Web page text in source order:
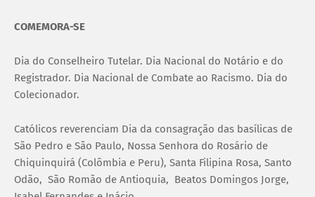
COMEMORA-SE
Dia do Conselheiro Tutelar. Dia Nacional do Notário e do
Registrador. Dia Nacional de Combate ao Racismo. Dia do
Colecionador.
Católicos reverenciam Dia da consagração das basílicas de
São Pedro e São Paulo, Nossa Senhora do Rosário de
Chiquinquirá (Colômbia e Peru), Santa Filipina Rosa, Santo
Odão, São Romão de Antioquia, Beatos Domingos Jorge,